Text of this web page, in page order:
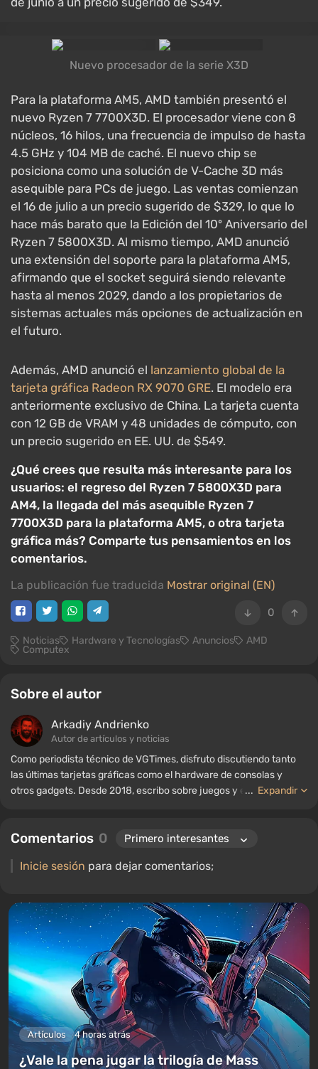
Nuevo procesador de la serie X3D
Para la plataforma AM5, AMD también presentó el
nuevo Ryzen 7 7700X3D. El procesador viene con 8
núcleos, 16 hilos, una frecuencia de impulso de hasta
4.5 GHz y 104 MB de caché. El nuevo chip se
posiciona como una solución de V-Cache 3D más
asequible para PCs de juego. Las ventas comienzan
el 16 de julio a un precio sugerido de $329, lo que lo
hace más barato que la Edición del 10º Aniversario del
Ryzen 7 5800X3D. Al mismo tiempo, AMD anunció
una extensión del soporte para la plataforma AM5,
afirmando que el socket seguirá siendo relevante
hasta al menos 2029, dando a los propietarios de
sistemas actuales más opciones de actualización en
el futuro.
Además, AMD anunció el lanzamiento global de la
tarjeta gráfica Radeon RX 9070 GRE. El modelo era
anteriormente exclusivo de China. La tarjeta cuenta
con 12 GB de VRAM y 48 unidades de cómputo, con
un precio sugerido en EE. UU. de $549.
¿Qué crees que resulta más interesante para los
usuarios: el regreso del Ryzen 7 5800X3D para
AM4, la llegada del más asequible Ryzen 7
7700X3D para la plataforma AM5, o otra tarjeta
gráfica más? Comparte tus pensamientos en los
comentarios.
La publicación fue traducida Mostrar original (EN)
0
Noticias Hardware y Tecnologías Anuncios AMD
Computex
Sobre el autor
Arkadiy Andrienko
Autor de artículos y noticias
Como periodista técnico de VGTimes, disfruto discutiendo tanto
las últimas tarjetas gráficas como el hardware de consolas y
otros gadgets. Desde 2018, escribo sobre juegos y equipos; mi
audio, y mi amor por la electrónica me ha llevado a estudiar el
nuevo e interesante en el ámbito del hardware para juegos.
... Expandir
Comentarios 0
Inicie sesión para dejar comentarios;
Artículos 4 horas atrás
¿Vale la pena jugar la trilogía de Mass